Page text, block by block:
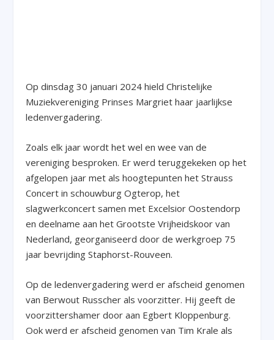
Op dinsdag 30 januari 2024 hield Christelijke
Muziekvereniging Prinses Margriet haar jaarlijkse
ledenvergadering.
Zoals elk jaar wordt het wel en wee van de
vereniging besproken. Er werd teruggekeken op het
afgelopen jaar met als hoogtepunten het Strauss
Concert in schouwburg Ogterop, het
slagwerkconcert samen met Excelsior Oostendorp
en deelname aan het Grootste Vrijheidskoor van
Nederland, georganiseerd door de werkgroep 75
jaar bevrijding Staphorst-Rouveen.
Op de ledenvergadering werd er afscheid genomen
van Berwout Russcher als voorzitter. Hij geeft de
voorzittershamer door aan Egbert Kloppenburg.
Ook werd er afscheid genomen van Tim Krale als